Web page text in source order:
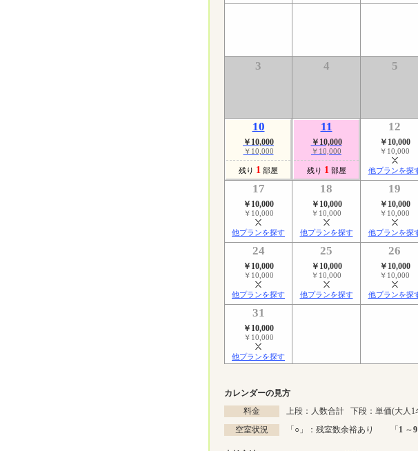
3 4 5
10
￥10,000
￥10,000
残り 1 部屋
11
￥10,000
￥10,000
残り 1 部屋
12
￥10,000
￥10,000
他プランを探
17
￥10,000
￥10,000
他プランを探す
18
￥10,000
￥10,000
他プランを探す
19
￥10,000
￥10,000
他プランを探
24
￥10,000
￥10,000
他プランを探す
25
￥10,000
￥10,000
他プランを探す
26
￥10,000
￥10,000
他プランを探
31
￥10,000
￥10,000
他プランを探す
カレンダーの見方
料金
上段：人数合計 下段：単価(大人1
空室状況
「○ 」：残室数余裕あり 「1 ～9